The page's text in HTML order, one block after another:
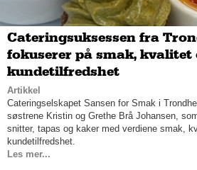
Cateringsuksessen fra
fokuserer på smak, kvalitet
kundetilfredshet
Artikkel
Cateringselskapet Sansen for Smak i
søstrene Kristin og Grethe Brå Johansen,
snitter, tapas og kaker med verdiene smak,
kundetilfredshet.
Les mer...